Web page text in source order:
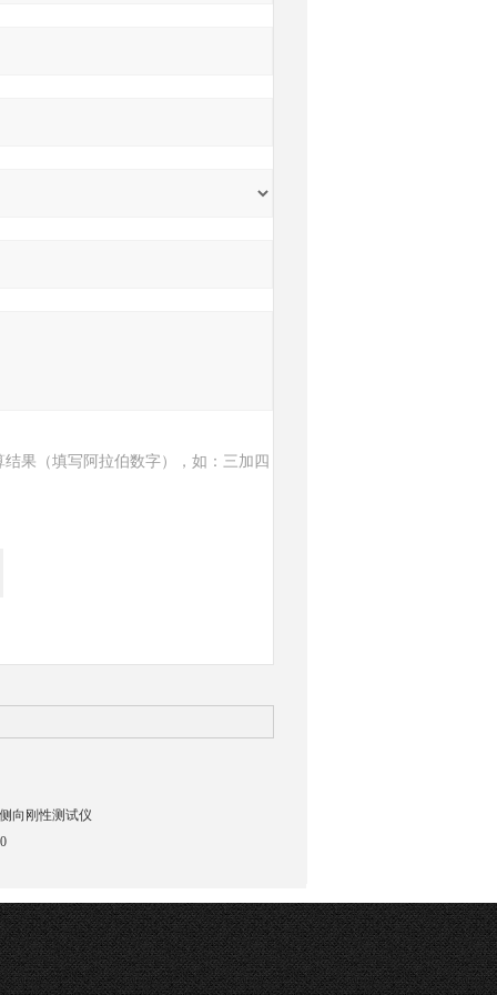
结果（填写阿拉伯数字），如：三加四
向刚性测试仪